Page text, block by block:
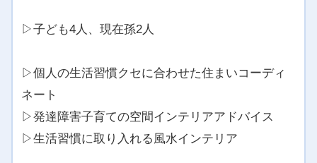
▷子ども4人、現在孫2人
▷個人の生活習慣クセに合わせた住まいコーディ
ネート
▷発達障害子育ての空間インテリアアドバイス
▷生活習慣に取り入れる風水インテリア